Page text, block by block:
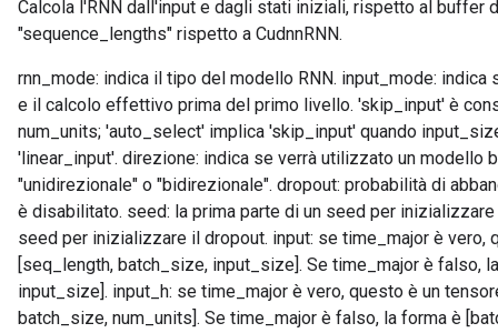
Calcola l'RNN dall'input e dagli stati iniziali, rispetto al buffer
"sequence_lengths" rispetto a CudnnRNN.
rnn_mode: indica il tipo del modello RNN. input_mode:
e il calcolo effettivo prima del primo livello. 'skip_input' è
num_units; 'auto_select' implica 'skip_input' quando
'linear_input'. direzione: indica se verrà utilizzato un modello
"unidirezionale" o "bidirezionale". dropout: probabilità di
è disabilitato. seed: la prima parte di un seed per
seed per inizializzare il dropout. input: se time_major è vero,
[seq_length, batch_size, input_size]. Se time_major è falso,
input_size]. input_h: se time_major è vero, questo è un
batch_size, num_units]. Se time_major è falso, la forma è